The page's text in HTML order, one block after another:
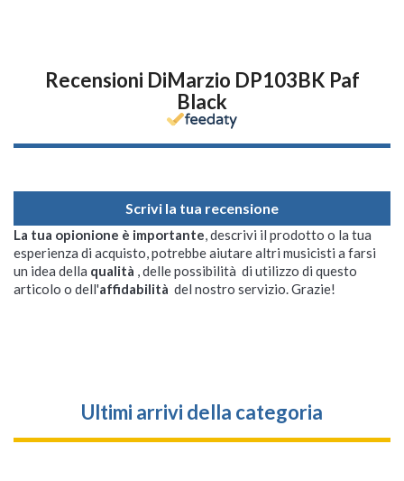
Recensioni DiMarzio DP103BK Paf
Black
Scrivi la tua recensione
La tua opionione è importante, descrivi il prodotto o la tua
esperienza di acquisto, potrebbe aiutare altri musicisti a farsi
un idea della qualità , delle possibilità di utilizzo di questo
articolo o dell'affidabilità del nostro servizio. Grazie!
Ultimi arrivi della categoria